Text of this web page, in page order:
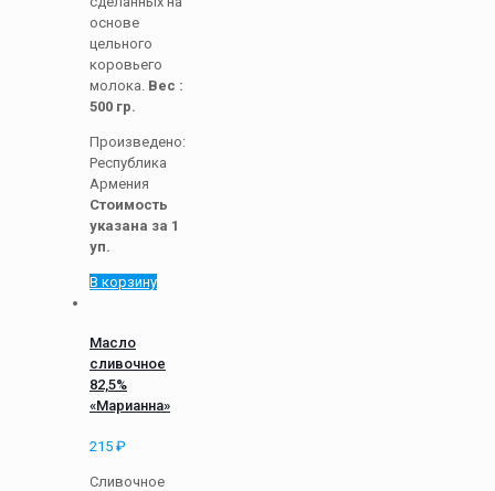
основе
цельного
коровьего
молока. Вес :
500 гр.
Произведено:
Республика
Армения
Стоимость
указана за 1
уп.
В корзину
Масло
сливочное
82,5%
«Марианна»
215 ₽
Сливочное